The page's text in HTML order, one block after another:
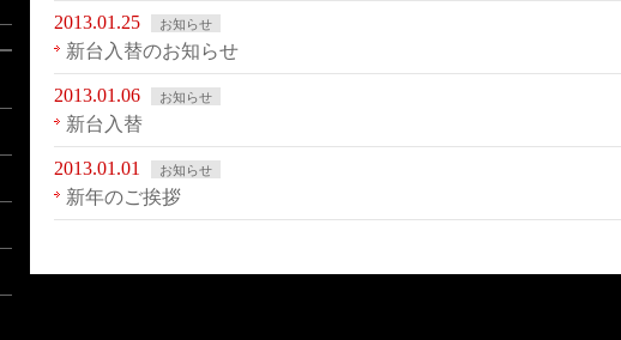
2013.01.25 お知らせ
新台入替のお知らせ
2013.01.06 お知らせ
新台入替
2013.01.01 お知らせ
新年のご挨拶